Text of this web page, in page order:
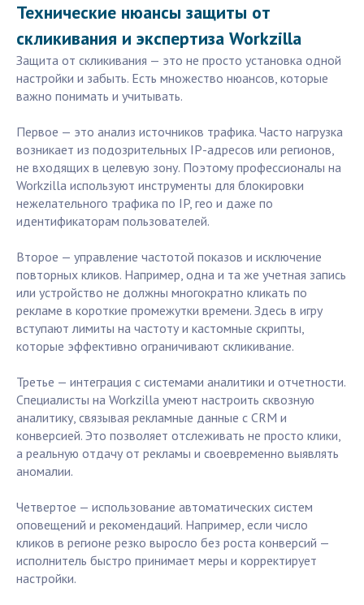
Технические нюансы защиты от
скликивания и экспертиза Workzilla
Защита от скликивания — это не просто установка одной
настройки и забыть. Есть множество нюансов, которые
важно понимать и учитывать.
Первое — это анализ источников трафика. Часто нагрузка
возникает из подозрительных IP-адресов или регионов,
не входящих в целевую зону. Поэтому профессионалы на
Workzilla используют инструменты для блокировки
нежелательного трафика по IP, гео и даже по
идентификаторам пользователей.
Второе — управление частотой показов и исключение
повторных кликов. Например, одна и та же учетная запись
или устройство не должны многократно кликать по
рекламе в короткие промежутки времени. Здесь в игру
вступают лимиты на частоту и кастомные скрипты,
которые эффективно ограничивают скликивание.
Третье — интеграция с системами аналитики и отчетности.
Специалисты на Workzilla умеют настроить сквозную
аналитику, связывая рекламные данные с CRM и
конверсией. Это позволяет отслеживать не просто клики,
а реальную отдачу от рекламы и своевременно выявлять
аномалии.
Четвертое — использование автоматических систем
оповещений и рекомендаций. Например, если число
кликов в регионе резко выросло без роста конверсий —
исполнитель быстро принимает меры и корректирует
настройки.